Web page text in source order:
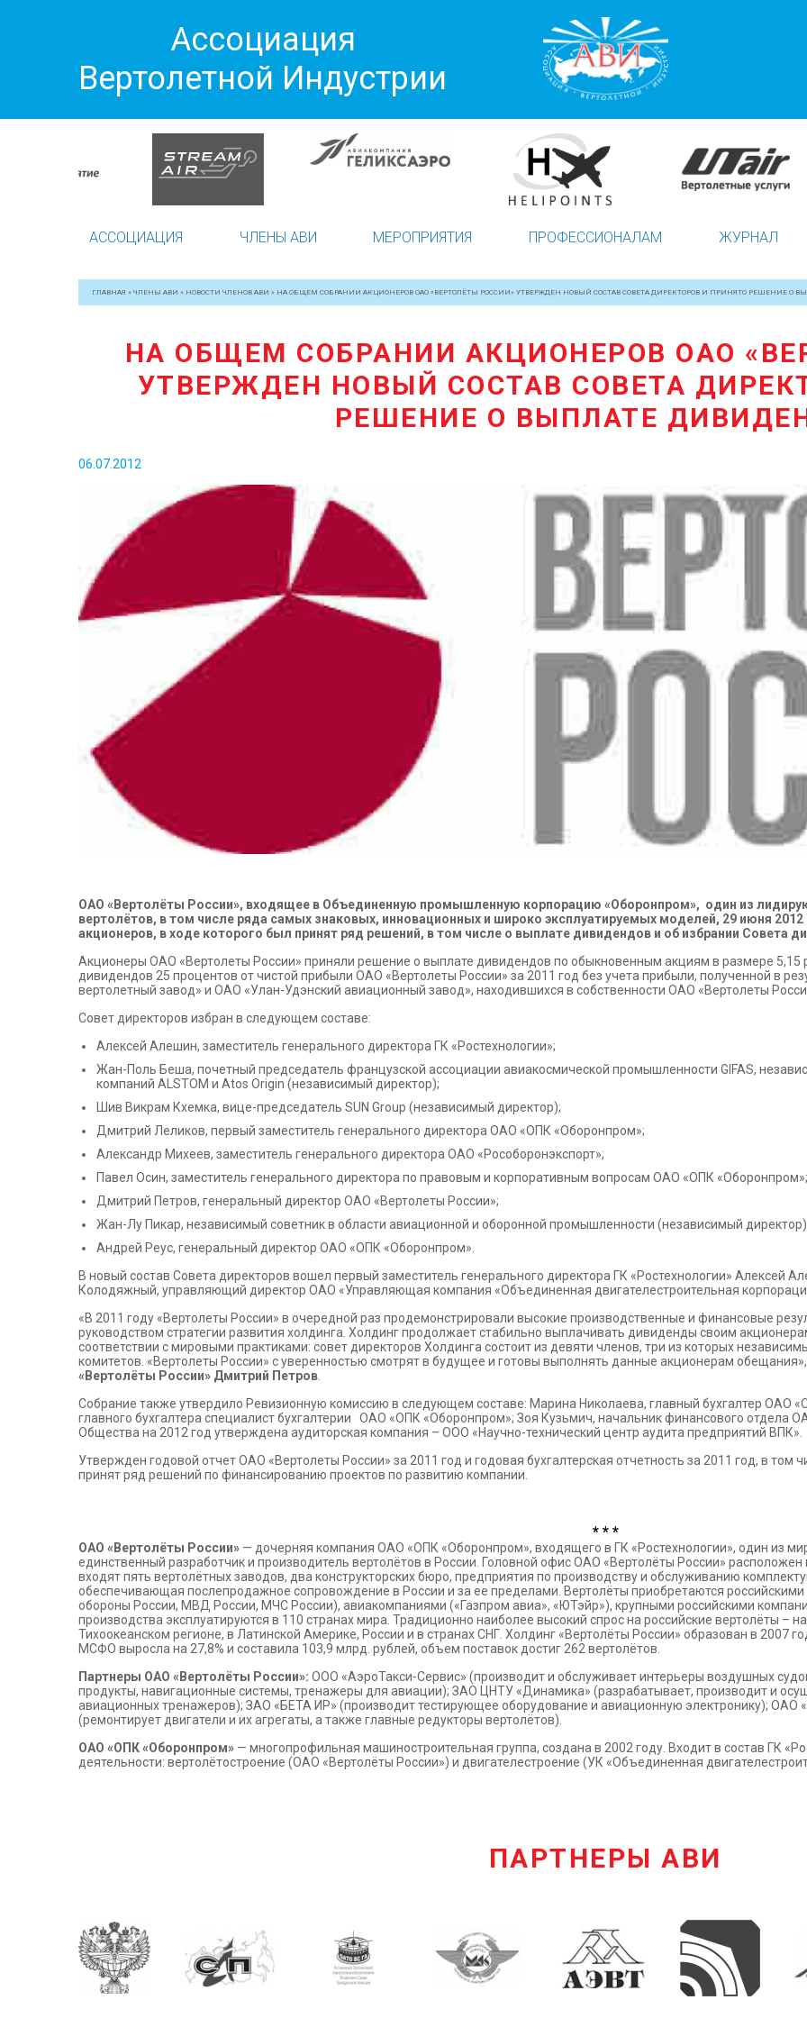
Ассоциация
Вертолетной Индустрии
АССОЦИАЦИЯ ЧЛЕНЫ АВИ МЕРОПРИЯТИЯ ПРОФЕССИОНАЛАМ ЖУРНАЛ
ГЛАВНАЯ » ЧЛЕНЫ АВИ » НОВОСТИ ЧЛЕНОВ АВИ » НА ОБЩЕМ СОБРАНИИ АКЦИОНЕРОВ ОАО «ВЕРТОЛЁТЫ РОССИИ» УТВЕРЖДЕН НОВЫЙ СОСТАВ СОВЕТА ДИРЕКТОРОВ И ПРИНЯТО РЕШЕНИЕ О
НА ОБЩЕМ СОБРАНИИ АКЦИОНЕРОВ ОАО
УТВЕРЖДЕН НОВЫЙ СОСТАВ СОВЕТА
РЕШЕНИЕ О ВЫПЛАТЕ
06.07.2012
ОАО «Вертолёты России», входящее в Объединенную промышленную корпорацию «Оборонпром», один из
вертолётов, в том числе ряда самых знаковых, инновационных и широко эксплуатируемых моделей, 29 июня
акционеров, в ходе которого был принят ряд решений, в том числе о выплате дивидендов и об избрании Совета
Акционеры ОАО «Вертолеты России» приняли решение о выплате дивидендов по обыкновенным акциям в размере 5,15
дивидендов 25 процентов от чистой прибыли ОАО «Вертолеты России» за 2011 год без учета прибыли, полученной в
вертолетный завод» и ОАО «Улан-Удэнский авиационный завод», находившихся в собственности ОАО «Вертолеты
Совет директоров избран в следующем составе:
Алексей Алешин, заместитель генерального директора ГК «Ростехнологии»;
Жан-Поль Беша, почетный председатель французской ассоциации авиакосмической промышленности GIFAS,
компаний ALSTOM и Atos Origin (независимый директор);
Шив Викрам Кхемка, вице-председатель SUN Group (независимый директор);
Дмитрий Леликов, первый заместитель генерального директора ОАО «ОПК «Оборонпром»;
Александр Михеев, заместитель генерального директора ОАО «Рособоронэкспорт»;
Павел Осин, заместитель генерального директора по правовым и корпоративным вопросам ОАО «ОПК «Оборонпром»;
Дмитрий Петров, генеральный директор ОАО «Вертолеты России»;
Жан-Лу Пикар, независимый советник в области авиационной и оборонной промышленности (независимый
Андрей Реус, генеральный директор ОАО «ОПК «Оборонпром».
В новый состав Совета директоров вошел первый заместитель генерального директора ГК «Ростехнологии» Алексей
Колодяжный, управляющий директор ОАО «Управляющая компания «Объединенная двигателестроительная
«В 2011 году «Вертолеты России» в очередной раз продемонстрировали высокие производственные и финансовые
руководством стратегии развития холдинга. Холдинг продолжает стабильно выплачивать дивиденды своим
соответствии с мировыми практиками: совет директоров Холдинга состоит из девяти членов, три из которых
комитетов. «Вертолеты России» с уверенностью смотрят в будущее и готовы выполнять данные акционерам
«Вертолёты России» Дмитрий Петров
Собрание также утвердило Ревизионную комиссию в следующем составе: Марина Николаева, главный бухгалтер ОАО
главного бухгалтера специалист бухгалтерии ОАО «ОПК «Оборонпром»; Зоя Кузьмич, начальник финансового отдела
Общества на 2012 год утверждена аудиторская компания – ООО «Научно-технический центр аудита предприятий ВПК».
Утвержден годовой отчет ОАО «Вертолеты России» за 2011 год и годовая бухгалтерская отчетность за 2011 год, в
принят ряд решений по финансированию проектов по развитию компании.
* * *
ОАО «Вертолёты России» — дочерняя компания ОАО «ОПК «Оборонпром», входящего в ГК «Ростехнологии», один из
единственный разработчик и производитель вертолётов в России. Головной офис ОАО «Вертолёты России»
входят пять вертолётных заводов, два конструкторских бюро, предприятия по производству и обслуживанию
обеспечивающая послепродажное сопровождение в России и за ее пределами. Вертолёты приобретаются
обороны России, МВД России, МЧС России), авиакомпаниями («Газпром авиа», «ЮТэйр»), крупными российскими
производства эксплуатируются в 110 странах мира. Традиционно наиболее высокий спрос на российские вертолёты –
Тихоокеанском регионе, в Латинской Америке, России и в странах СНГ. Холдинг «Вертолёты России» образован в 2007
МСФО выросла на 27,8% и составила 103,9 млрд. рублей, объем поставок достиг 262 вертолётов.
Партнеры ОАО «Вертолёты России»: ООО «АэроТакси-Сервис» (производит и обслуживает интерьеры воздушных
продукты, навигационные системы, тренажеры для авиации); ЗАО ЦНТУ «Динамика» (разрабатывает, производит и
авиационных тренажеров); ЗАО «БЕТА ИР» (производит тестирующее оборудование и авиационную электронику); ОАО
(ремонтирует двигатели и их агрегаты, а также главные редукторы вертолётов).
ОАО «ОПК «Оборонпром» — многопрофильная машиностроительная группа, создана в 2002 году. Входит в состав ГК
деятельности: вертолётостроение (ОАО «Вертолёты России») и двигателестроение (УК «Объединенная
ПАРТНЕРЫ АВИ